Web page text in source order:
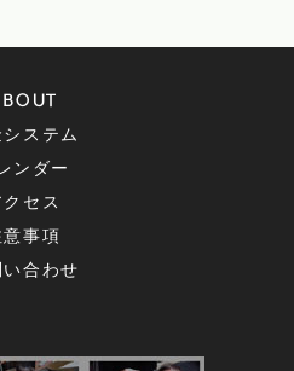
ステム
ンダー
クセス
意事項
い合わせ